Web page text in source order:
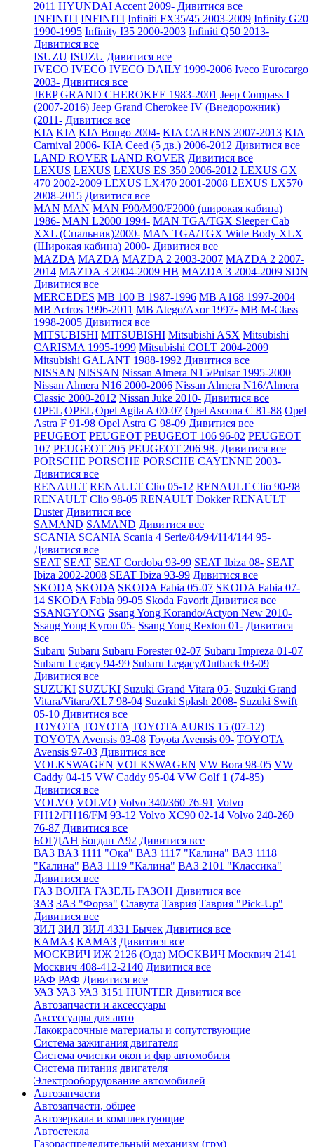
2011 HYUNDAI Accent 2009- Дивитися все
INFINITI INFINITI Infiniti FX35/45 2003-2009 Infinity G20
1990-1995 Infinity I35 2000-2003 Infiniti Q50 2013-
Дивитися все
ISUZU ISUZU Дивитися все
IVECO IVECO IVECO DAILY 1999-2006 Iveco Eurocargo
2003- Дивитися все
JEEP GRAND CHEROKEE 1983-2001 Jeep Compass I
(2007-2016) Jeep Grand Cherokee IV (Внедорожник)
(2011- Дивитися все
KIA KIA KIA Bongo 2004- KIA CARENS 2007-2013 KIA
Carnival 2006- KIA Ceed (5 дв.) 2006-2012 Дивитися все
LAND ROVER LAND ROVER Дивитися все
LEXUS LEXUS LEXUS ES 350 2006-2012 LEXUS GX
470 2002-2009 LEXUS LX470 2001-2008 LEXUS LX570
2008-2015 Дивитися все
MAN MAN MAN F90/M90/F2000 (широкая кабина)
1986- MAN L2000 1994- MAN TGA/TGX Sleeper Cab
XXL (Спальник)2000- MAN TGA/TGX Wide Body XLX
(Широкая кабина) 2000- Дивитися все
MAZDA MAZDA MAZDA 2 2003-2007 MAZDA 2 2007-
2014 MAZDA 3 2004-2009 HB MAZDA 3 2004-2009 SDN
Дивитися все
MERCEDES MB 100 B 1987-1996 MB A168 1997-2004
MB Actros 1996-2011 MB Atego/Axor 1997- MB M-Class
1998-2005 Дивитися все
MITSUBISHI MITSUBISHI Mitsubishi ASX Mitsubishi
CARISMA 1995-1999 Mitsubishi COLT 2004-2009
Mitsubishi GALANT 1988-1992 Дивитися все
NISSAN NISSAN Nissan Almera N15/Pulsar 1995-2000
Nissan Almera N16 2000-2006 Nissan Almera N16/Almera
Classic 2000-2012 Nissan Juke 2010- Дивитися все
OPEL OPEL Opel Agila A 00-07 Opel Ascona C 81-88 Opel
Astra F 91-98 Opel Astra G 98-09 Дивитися все
PEUGEOT PEUGEOT PEUGEOT 106 96-02 PEUGEOT
107 PEUGEOT 205 PEUGEOT 206 98- Дивитися все
PORSCHE PORSCHE PORSCHE CAYENNE 2003-
Дивитися все
RENAULT RENAULT Clio 05-12 RENAULT Clio 90-98
RENAULT Clio 98-05 RENAULT Dokker RENAULT
Duster Дивитися все
SAMAND SAMAND Дивитися все
SCANIA SCANIA Scania 4 Serie/84/94/114/144 95-
Дивитися все
SEAT SEAT SEAT Cordoba 93-99 SEAT Ibiza 08- SEAT
Ibiza 2002-2008 SEAT Ibiza 93-99 Дивитися все
SKODA SKODA SKODA Fabia 05-07 SKODA Fabia 07-
14 SKODA Fabia 99-05 Skoda Favorit Дивитися все
SSANGYONG Ssang Yong Korando/Actyon New 2010-
Ssang Yong Kyron 05- Ssang Yong Rexton 01- Дивитися
все
Subaru Subaru Subaru Forester 02-07 Subaru Impreza 01-07
Subaru Legacy 94-99 Subaru Legacy/Outback 03-09
Дивитися все
SUZUKI SUZUKI Suzuki Grand Vitara 05- Suzuki Grand
Vitara/Vitara/XL7 98-04 Suzuki Splash 2008- Suzuki Swift
05-10 Дивитися все
TOYOTA TOYOTA TOYOTA AURIS 15 (07-12)
TOYOTA Avensis 03-08 Toyota Avensis 09- TOYOTA
Avensis 97-03 Дивитися все
VOLKSWAGEN VOLKSWAGEN VW Bora 98-05 VW
Caddy 04-15 VW Caddy 95-04 VW Golf 1 (74-85)
Дивитися все
VOLVO VOLVO Volvo 340/360 76-91 Volvo
FH12/FH16/FM 93-12 Volvo XC90 02-14 Volvo 240-260
76-87 Дивитися все
БОГДАН Богдан А92 Дивитися все
ВАЗ ВАЗ 1111 "Ока" ВАЗ 1117 "Калина" ВАЗ 1118
"Калина" ВАЗ 1119 "Калина" ВАЗ 2101 "Классика"
Дивитися все
ГАЗ ВОЛГА ГАЗЕЛЬ ГАЗОН Дивитися все
ЗАЗ ЗАЗ "Форза" Славута Таврия Таврия "Pick-Up"
Дивитися все
ЗИЛ ЗИЛ ЗИЛ 4331 Бычек Дивитися все
КАМАЗ КАМАЗ Дивитися все
МОСКВИЧ ИЖ 2126 (Ода) МОСКВИЧ Москвич 2141
Москвич 408-412-2140 Дивитися все
РАФ РАФ Дивитися все
УАЗ УАЗ УАЗ 3151 HUNTER Дивитися все
Автозапчасти и аксессуары
Аксессуары для авто
Лакокрасочные материалы и сопутствующие
Система зажигания двигателя
Система очистки окон и фар автомобиля
Система питания двигателя
Электрооборудование автомобилей
Автозапчасти
Автозапчасти, общее
Автозеркала и комплектующие
Автостекла
Газораспределительный механизм (грм)